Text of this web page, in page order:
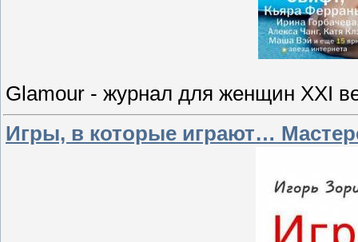
Glamour - журнал для женщин XXI
Игры, в которые играют…